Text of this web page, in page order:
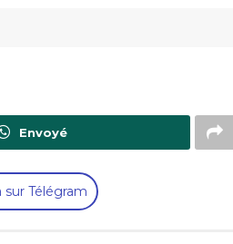
Envoyé
sur Télégram